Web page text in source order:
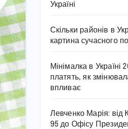
Україні
Скільки районів в
картина сучасного
Мінімалка в Україні
платять, як
впливає
Левченко Марія: від
95 до Офісу